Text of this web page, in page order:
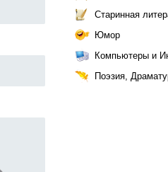
Старинная
Юмор
Компьютеры и
Поэзия,